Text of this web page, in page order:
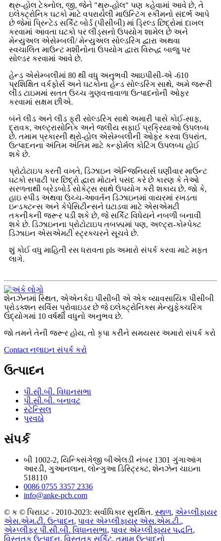
થ્રુ-હોલ ટેક્નોલ, જી, જેને "થ્રુ-હોલ" પણ કહેવામાં આવે છે, તે
ઇલેક્ટ્રોનિક ઘટકો માટે વપરાયેલી માઉન્ટિંગ સ્કીમનો સંદર્ભ આપે
છે જેમાં પ્રિન્ટેડ સર્કિટ બોર્ડ (પીસીબી) માં ડ્રિલ્ડ છિદ્રોમાં દાખલ
કરવામાં આવતા ઘટકો પર લીડ્સનો ઉપયોગ શામેલ છે અને
મેન્યુઅલ એસેમ્બલી/ મેન્યુઅલ સોલ્ડરિંગ દ્વારા અથવા
સ્વચાલિત માઉન્ટ મશીનોના ઉપયોગ દ્વારા વિરુદ્ધ બાજુ પર
સોલ્ડર કરવામાં આવે છે.
હેન્ડ એસેમ્બલીમાં 80 થી વધુ અનુભવી આઇપીસી-એ -610
પ્રશિક્ષિત વર્કફોર્સ અને ઘટકોના હેન્ડ સોલ્ડરિંગ સાથે, અમે જરૂરી
લીડ ટાઇમમાં સતત ઉચ્ચ ગુણવત્તાવાળા ઉત્પાદનોની ઓફર
કરવામાં સક્ષમ છીએ.
બંને લીડ અને લીડ ફ્રી સોલ્ડરિંગ સાથે અમારી પાસે કોઈ-સાફ,
દ્રાવક, અલ્ટ્રાસોનિક અને જલીય સફાઈ પ્રક્રિયાઓ ઉપલબ્ધ
છે. તમામ પ્રકારની થ્રો-હોલ એસેમ્બલીની ઓફર કરવા ઉપરાંત,
ઉત્પાદનના અંતિમ અંતિમ માટે કન્ફોર્મલ કોટિંગ ઉપલબ્ધ હોઈ
શકે છે.
પ્રોટોટાઇપ કરતી વખતે, ડિઝાઇન એન્જિનિયર્સ ઘણીવાર માઉન્ટ
ઘટકો સપાટી પર છિદ્રો દ્વારા મોટાને પસંદ કરે છે કારણ કે તેઓ
સરળતાથી બ્રેડબોર્ડ સોકેટ્સ સાથે ઉપયોગ કરી શકાય છે. જો કે,
હાઇ સ્પીડ અથવા ઉચ્ચ-આવર્તન ડિઝાઇનમાં વાયરમાં રખડતા
ઇન્ડક્ટન્સ અને કેપેસિટીન્સને ઘટાડવા માટે એસએમટી
તકનીકની જરૂર પડી શકે છે, જે સર્કિટ વિધેયને નબળી બનાવી
શકે છે. ડિઝાઇનના પ્રોટોટાઇપ તબક્કામાં પણ, અલ્ટ્રા-કોમ્પેક્ટ
ડિઝાઇન એસએમટી સ્ટ્રક્ચરને સૂચવે છે.
શું કોઈ વધુ માહિતી રસ ધરાવતા pls અમારો સંપર્ક કરવા માટે મફત
લાગે.
શેનઝેનમાં સ્થિત, એએનકેઇ પીસીબી એ એક વ્યાવસાયિક પીસીબી
પ્રોડક્શન સર્વિસ પ્રોવાઇડર છે જે ઇલેક્ટ્રોનિક્સ મેન્યુફેક્ચરિંગ
ઉદ્યોગમાં 10 વર્ષથી વધુનો અનુભવ છે.
જો તમને તેની જરૂર હોય, તો કૃપા કરીને સમયસર અમારો સંપર્ક કરો
Contact નલાઇન સંપર્ક કરો
ઉત્પાદન
પી.સી.બી. વિધાનસભા
પી.સી.બી. બનાવટ
સ્ટેન્સિલ
પુરવઠો
સંપર્ક
બી 1002-2, યિન્ક્સિંગેજી બીએલડી નંબર 1301 ગુંગાઆંગ
આરડી, ગુઆનલાન, લોન્ગુઆ ડિસ્ટ્રિક્ટ, શેનઝેન ચાઇના
518110
0086 0755 3357 2336
info@anke-pcb.com
© ક © પિરાઇટ - 2010-2023: સર્વાધિકાર સુરક્ષિત. સ્થળ, એમ્પ્લીફાયર
એસ.એમ.ટી. ઉત્પાદન, પાવર એમ્પ્લીફાયર એસ.એમ.ટી.,
એમ્પ્લીફર પી.સી.બી. વિધાનસભા, પાવર એમ્પ્લીફાયર પદ્ધતિ,
વિસ્તૃતક ઉત્પાદન, વિસ્તૃતક સર્કિટ, તમામ ઉત્પાદનો